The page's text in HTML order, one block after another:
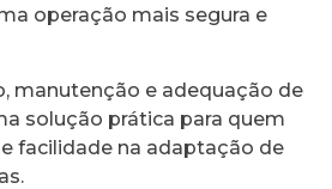
operação mais segura e
manutenção e adequação de
solução prática para quem
facilidade na adaptação de